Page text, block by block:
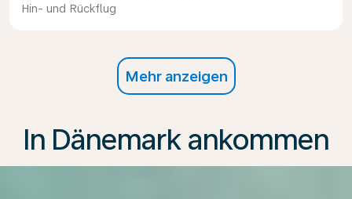
Hin- und Rückflug
Mehr anzeigen
In Dänemark ankommen